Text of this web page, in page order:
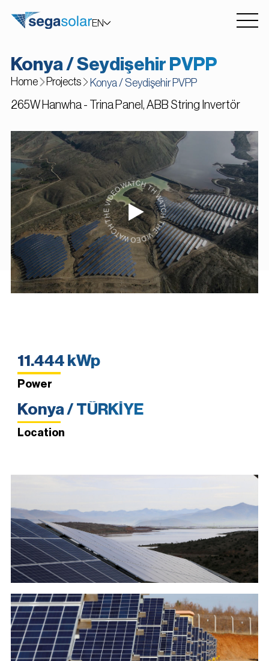
EN
Konya / Seydişehir PVPP
Home Projects Konya / Seydişehir PVPP
265W Hanwha - Trina Panel, ABB String Invertör
WATCH THE VIDEO WATCH THE VIDEO WATCH THE
11.444 kWp
Power
Konya / TÜRKİYE
Location